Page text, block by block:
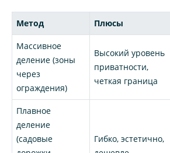
Метод Плюсы
Массивное
деление (зоны
через
ограждения)
Высокий уровень
приватности,
четкая граница
Плавное
деление
(садовые
Гибко, эстетично,